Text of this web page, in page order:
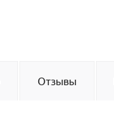
Отзывы